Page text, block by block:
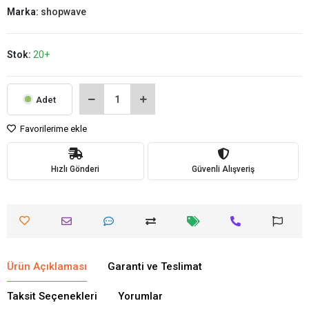
Marka: shopwave
Stok: 20+
Adet
Favorilerime ekle
Hızlı Gönderi Güvenli Alışveriş
Ürün Açıklaması Garanti ve Teslimat
Taksit Seçenekleri Yorumlar